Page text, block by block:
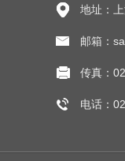
地址：
邮箱：
传真：
电话：